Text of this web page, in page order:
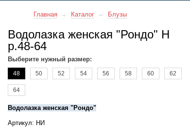
Главная Каталог Блузы
Водолазка женская "Рондо" Н
р.48-64
Выберите нужный размер:
48 50 52 54 56 58 60 62
64
Водолазка женская "Рондо"
Артикул: НИ